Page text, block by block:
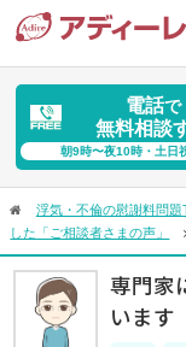
電話で
無料相談
朝9時〜夜10時・土日
浮気・不倫の慰謝料問題
した「ご相談者さまの声」
専門家
います